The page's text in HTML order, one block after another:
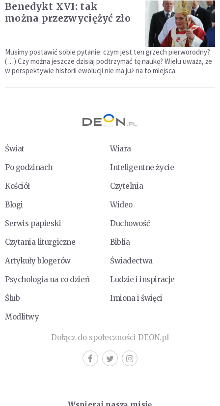
Benedykt XVI: tak
można przezwyciężyć zło
Musimy postawić so­bie pytanie: czym jest ten grzech pierworodny?
(…) Czy można jeszcze dzisiaj podtrzymać tę naukę? Wielu uważa, że
w perspektywie historii ewolucji nie ma już na to miejsca.
Świat
Wiara
Po godzinach
Inteligentne życie
Kościół
Czytelnia
Blogi
Wideo
Serwis papieski
Duchowość
Czytania liturgiczne
Biblia
Artykuły blogerów
Świadectwa
Psychologia na co dzień
Ludzie i inspiracje
Ślub
Imiona i święci
Modlitwy
Dołącz do społeczności DEON.pl